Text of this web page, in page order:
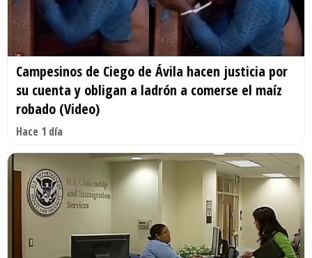
Campesinos de Ciego de Ávila hacen justicia por
su cuenta y obligan a ladrón a comerse el maíz
robado (Video)
Hace 1 día